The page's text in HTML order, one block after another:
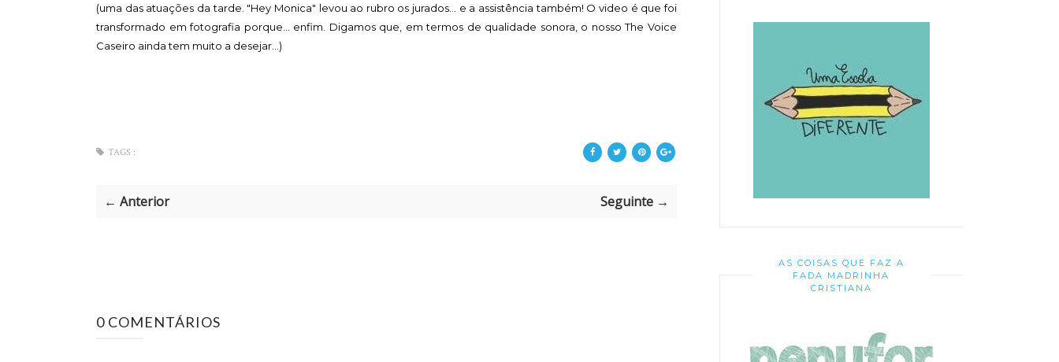
(uma das atuações da tarde. "Hey Monica" levou ao rubro os jurados... e a assistência também! O video é que foi
transformado em fotografia porque... enfim. Digamos que, em termos de qualidade sonora, o nosso The Voice
Caseiro ainda tem muito a desejar...)
TAGS :
← Anterior Seguinte →
0 COMENTÁRIOS
AS COISAS QUE FAZ A
FADA MADRINHA
CRISTIANA